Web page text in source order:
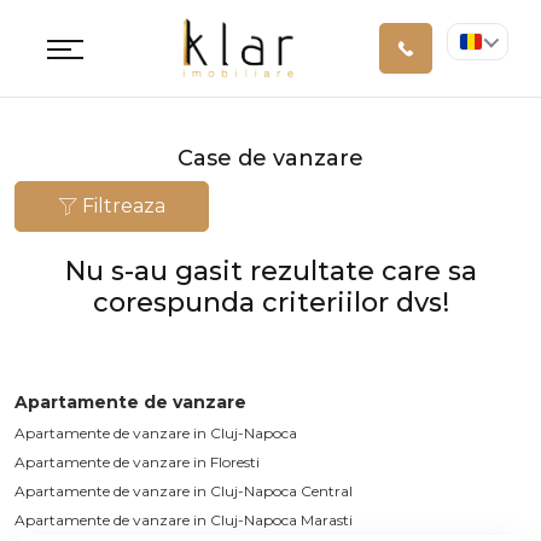
Case de vanzare
Filtreaza
Nu s-au gasit rezultate care sa
corespunda criteriilor dvs!
Apartamente de vanzare
Apartamente de vanzare in Cluj-Napoca
Apartamente de vanzare in Floresti
Apartamente de vanzare in Cluj-Napoca Central
Apartamente de vanzare in Cluj-Napoca Marasti